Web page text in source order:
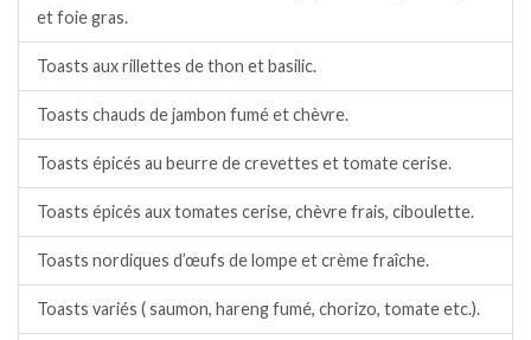
et foie gras.
Toasts aux rillettes de thon et basilic.
Toasts chauds de jambon fumé et chèvre.
Toasts épicés au beurre de crevettes et tomate cerise.
Toasts épicés aux tomates cerise, chèvre frais, ciboulette.
Toasts nordiques d’œufs de lompe et crème fraîche.
Toasts variés ( saumon, hareng fumé, chorizo, tomate etc.).